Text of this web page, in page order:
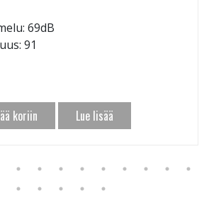
69dB
91
koriin Lue lisää